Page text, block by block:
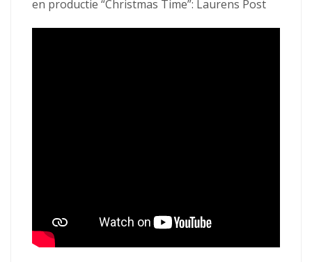
en productie “Christmas Time”: Laurens Post